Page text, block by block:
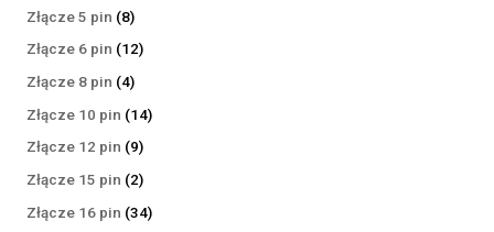
Złącze 5 pin 88
produktów
Złącze 6 pin 1212
Złącze 8 pin 44
produkty
Złącze 10 pin 1414
Złącze 12 pin 99
produktów
Złącze 15 pin 22
produkty
Złącze 16 pin 3434